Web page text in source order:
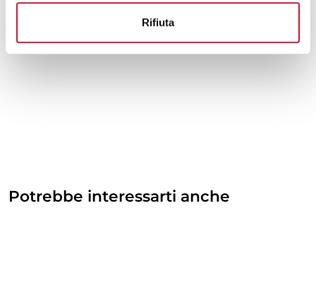
Rifiuta
Potrebbe interessarti anche